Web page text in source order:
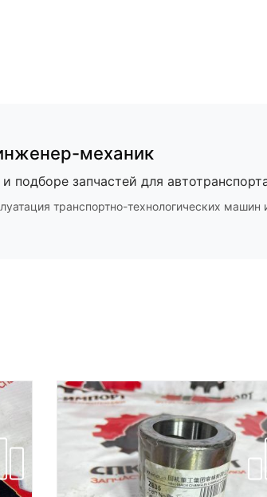
механик
подборе запчастей для
транспортно-технологических машин